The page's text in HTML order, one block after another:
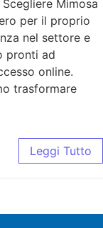
Mimosa
per il proprio
nel settore e
pronti ad
online.
trasformare
Leggi Tutto